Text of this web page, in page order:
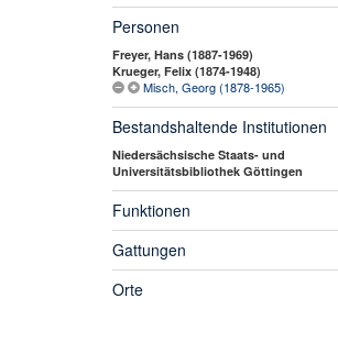
Personen
Freyer, Hans (1887-1969)
Krueger, Felix (1874-1948)
Misch, Georg (1878-1965)
Bestandshaltende Institutionen
Niedersächsische Staats- und
Universitätsbibliothek Göttingen
Funktionen
Gattungen
Orte